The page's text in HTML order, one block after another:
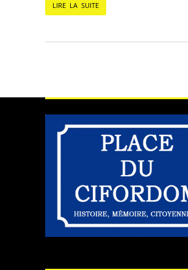
LIRE LA SUITE